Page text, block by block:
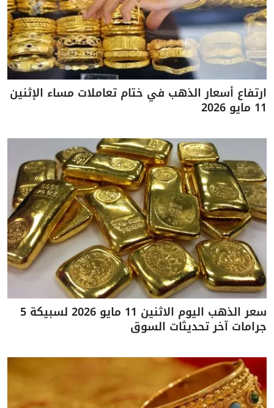
ارتفاع أسعار الذهب في ختام تعاملات مساء الإثنين
11 مايو 2026
سعر الذهب اليوم الاثنين 11 مايو 2026 لسبيكة 5
جرامات آخر تحديثات السوق